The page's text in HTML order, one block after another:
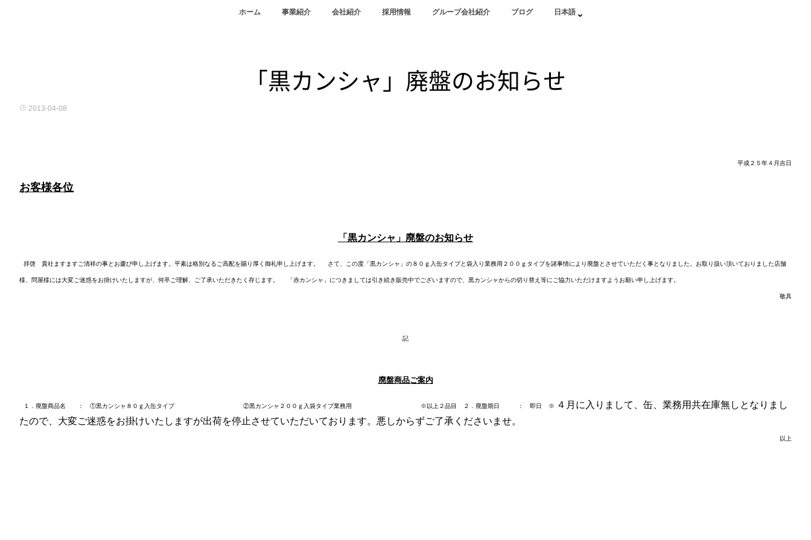
ホーム 事業紹介 会社紹介 採用情報 グループ会社紹介 ブログ 日本語
「黒カンシャ」廃盤のお知らせ
2013-04-08
平成２５年４月吉日
お客様各位
「黒カンシャ」廃盤のお知らせ
拝啓 貴社ますますご清祥の事とお慶び申し上げます。平素は格別なるご高配を賜り厚く御礼申し上げます。 さて、この度「黒カンシャ」の８０ｇ入缶タイプと袋入り業務用２００ｇタイプを諸事情により廃盤とさせていただく事となりました。お取り扱い頂いておりました店舗
様、問屋様には大変ご迷惑をお掛けいたしますが、何卒ご理解、ご了承いただきたく存じます。 「赤カンシャ」につきましては引き続き販売中でございますので、黒カンシャからの切り替え等にご協力いただけますようお願い申し上げます。
敬具
記
廃盤商品ご案内
１．廃盤商品名 ： ①黒カンシャ８０ｇ入缶タイプ ②黒カンシャ２００ｇ入袋タイプ業務用 ※以上２品目 ２．廃盤期日 ： 即日 ※
４月に入りまして、缶、業務用共在庫無しとなりまし
たので、大変ご迷惑をお掛けいたしますが出荷を停止させていただいております。悪しからずご了承くださいませ。
以上